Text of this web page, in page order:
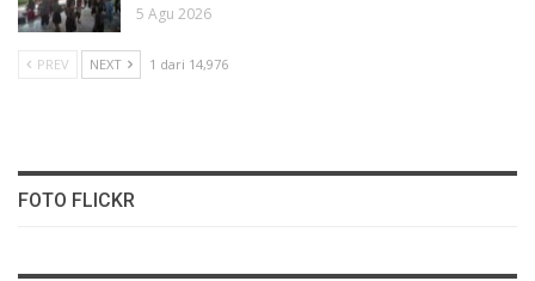
5 Agu 2026
PREV NEXT 1 dari 14,976
FOTO FLICKR